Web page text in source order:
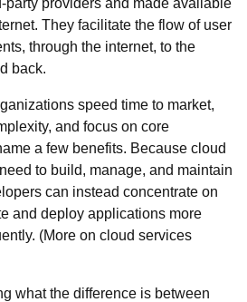
party providers and made available
They facilitate the flow of user
through the internet, to the
back.
speed time to market,
and focus on core
a few benefits. Because cloud
to build, manage, and maintain
can instead concentrate on
and deploy applications more
(More on cloud services
what the difference is between